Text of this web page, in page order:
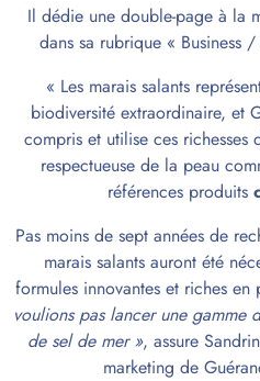
Il dédie une double-page à la
dans sa rubrique « Business
« Les marais salants
biodiversité extraordinaire, et
compris et utilise ces richesses
respectueuse de la peau
références produits
Pas moins de sept années de
marais salants auront été
formules innovantes et riches en
voulions pas lancer une gamme
de sel de mer », assure
marketing de